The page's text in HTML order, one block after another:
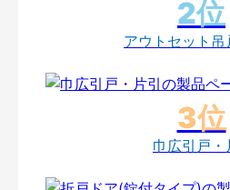
アウトセット吊
巾広引戸・